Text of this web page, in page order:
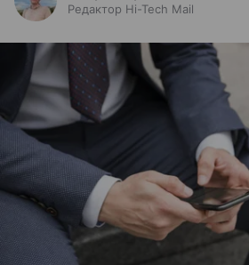
Редактор Hi-Tech Mail